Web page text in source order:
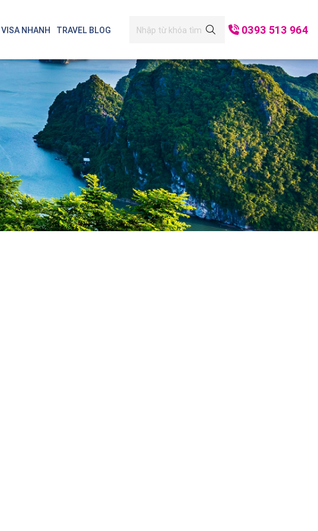
VISA NHANH TRAVEL BLOG 0393 513 964
Thái Lan Mộc Châu - Mai Châu Đà Nẵng
Ninh Bình Hạ Long Cô Tô